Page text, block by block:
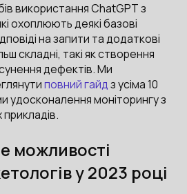
використання ChatGPT з
охоплюють деякі базові
на запити та додаткові
складні, такі як створення
дефектів. Ми
повний гайдз усіма 10
удосконалення моніторингу з
можливості
у 2023 році